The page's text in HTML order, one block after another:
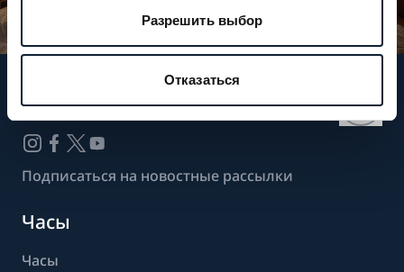
Разрешить выбор
Отказаться
Подписаться на новостные рассылки
Часы
Часы